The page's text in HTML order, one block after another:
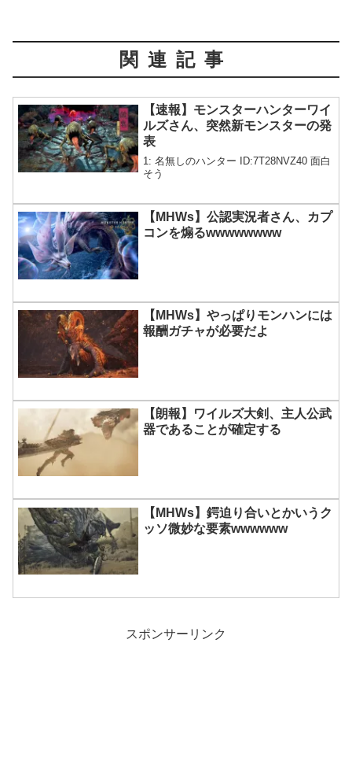
関連記事
【速報】モンスターハンターワイ
ルズさん、突然新モンスターの発
表
1: 名無しのハンター ID:7T28NVZ40 面白
そう
【MHWs】公認実況者さん、カプ
コンを煽るwwwwwwww
【MHWs】やっぱりモンハンには
報酬ガチャが必要だよ
【朗報】ワイルズ大剣、主人公武
器であることが確定する
【MHWs】鍔迫り合いとかいうク
ッソ微妙な要素wwwwww
スポンサーリンク